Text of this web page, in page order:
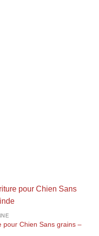
pour Chien Sans grains –